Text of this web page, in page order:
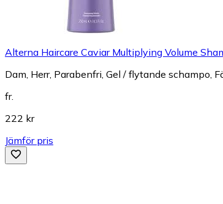
Alterna Haircare Caviar Multiplying Volume
Dam, Herr, Parabenfri, Gel / flytande schampo,
fr.
222 kr
Jämför pris